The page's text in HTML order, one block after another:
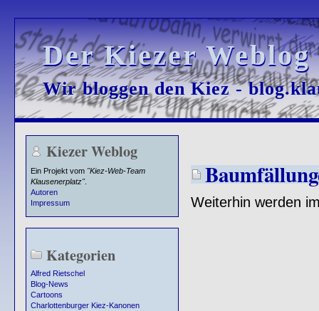
Der Kiezer
Der Kiezer
Wir bloggen den Kiez -
Wir bloggen den Kiez -
Kiezer Weblog
Ein Projekt vom "Kiez-Web-Team
Klausenerplatz".
Autoren
Impressum
Kategorien
Alfred Rietschel
Blog-News
Cartoons
Charlottenburger Kiez-Kanonen
Weiterhin werden